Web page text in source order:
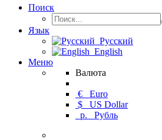
Поиск
Язык
Русский
English
Меню
Валюта
€ Euro
$ US Dollar
р. Рубль